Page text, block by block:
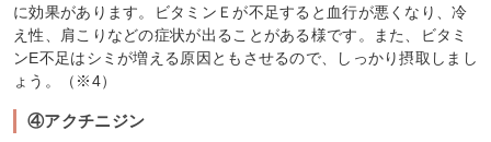
に効果があります。ビタミンＥが不足すると血行が悪くなり、冷
え性、肩こりなどの症状が出ることがある様です。また、ビタミ
ンE不足はシミが増える原因ともさせるので、しっかり摂取しまし
ょう。（※4）
④アクチニジン